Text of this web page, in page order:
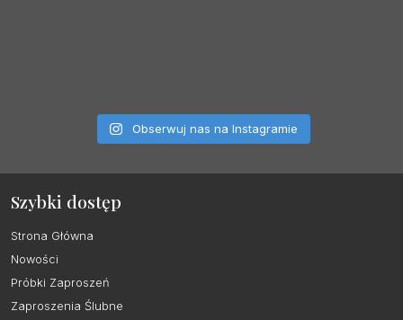
Obserwuj nas na Instagramie
Szybki dostęp
Strona Główna
Nowości
Próbki Zaproszeń
Zaproszenia Ślubne